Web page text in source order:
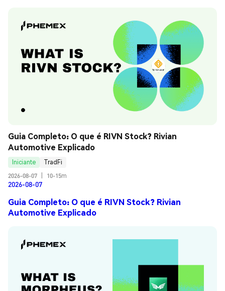
Guia Completo: O que é RIVN Stock? Rivian
Automotive Explicado
Iniciante
TradFi
2026-08-07
10-15m
2026-08-07
Guia Completo: O que é RIVN Stock? Rivian
Automotive Explicado